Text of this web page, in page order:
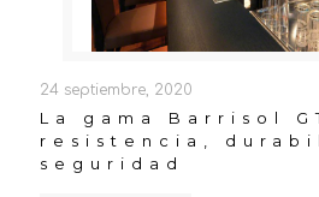
24 septiembre, 2020
La gama Barrisol
resistencia,
seguridad